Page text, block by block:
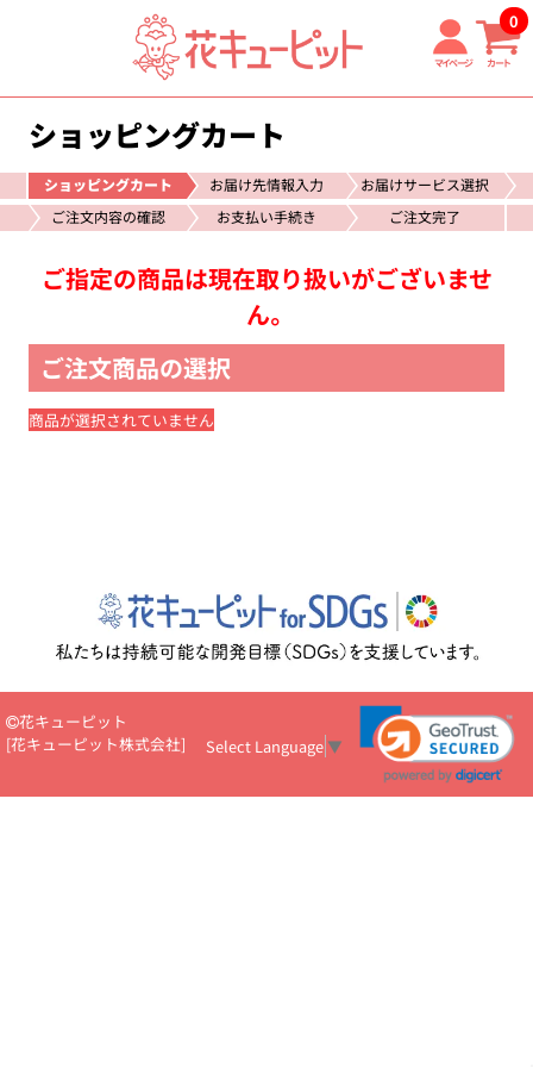
マイページ カート
0
ショッピングカート
ショッピングカート お届け先情報入力
お届けサービス選択
ご注文内容の確認
お支払い手続き ご注文完了
ご指定の商品は現在取り扱いがございませ
ん。
ご注文商品の選択
商品が選択されていません
花キューピット
[花キューピット株式会社] Select Language▼